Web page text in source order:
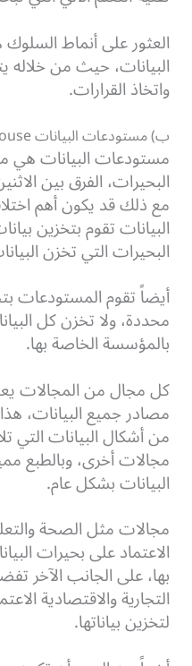
العثور على أنماط
البيانات، حيث من خلاله
واتخاذ القرارات.
ب) مستودعات البيانات Data Warehouse
مستودعات البيانات هي
البحيرات، الفرق بين
مع ذلك قد يكون أهم
البيانات تقوم بتخزين
البحيرات التي تخزن
أيضاً تقوم المستودعات
محددة، ولا تخزن كل
بالمؤسسة الخاصة بها.
كل مجال من المجالات
مصادر جميع البيانات،
من أشكال البيانات التي
مجالات أخرى، وبالطبع
البيانات بشكل عام.
مجالات مثل الصحة
الاعتماد على بحيرات
بها، على الجانب الآخر
التجارية والاقتصادية
لتخزين بياناتها.